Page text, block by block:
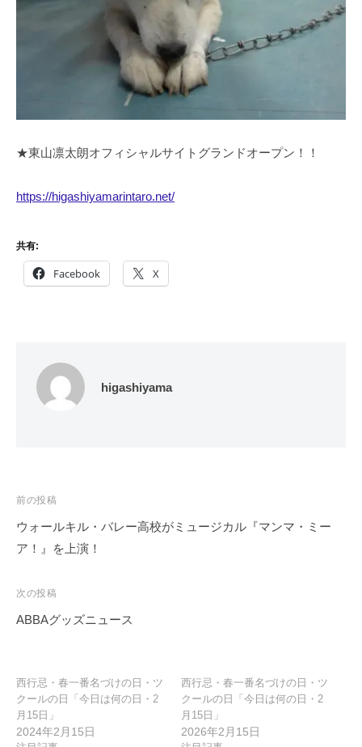
★東山凛太朗オフィシャルサイトグランドオープン！！
https://higashiyamarintaro.net/
共有:
Facebook X
higashiyama
投
稿
ナ
ゲ
ー
ン
前の投稿
ウォールキル・バレー高校がミュージカル『マンマ・ミー
ア！』を上演！
次の投稿
ABBAグッズニュース
西行忌・春一番名づけの日・ツ
クールの日「今日は何の日・2
月15日」
2024年2月15日
西行忌・春一番名づけの日・ツ
クールの日「今日は何の日・2
月15日」
2026年2月15日